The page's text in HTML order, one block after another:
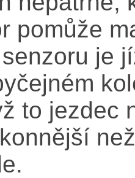
pomůže
je
to jezdec